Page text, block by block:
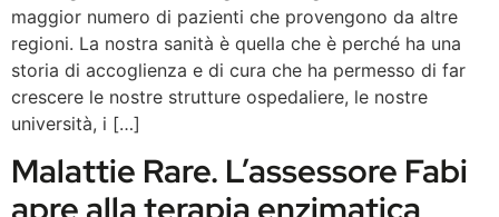
maggior numero di pazienti che provengono da altre
regioni. La nostra sanità è quella che è perché ha una
storia di accoglienza e di cura che ha permesso di far
crescere le nostre strutture ospedaliere, le nostre
università, i […]
Malattie Rare. L’assessore Fabi